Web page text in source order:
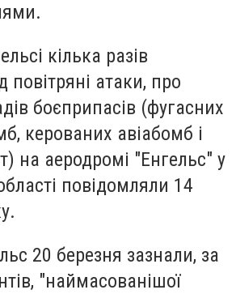
кілька разів
повітряні атаки, про
боєприпасів (фугасних
керованих авіабомб і
на аеродромі "Енгельс" у
повідомляли 14
20 березня зазнали, за
"наймасованішої